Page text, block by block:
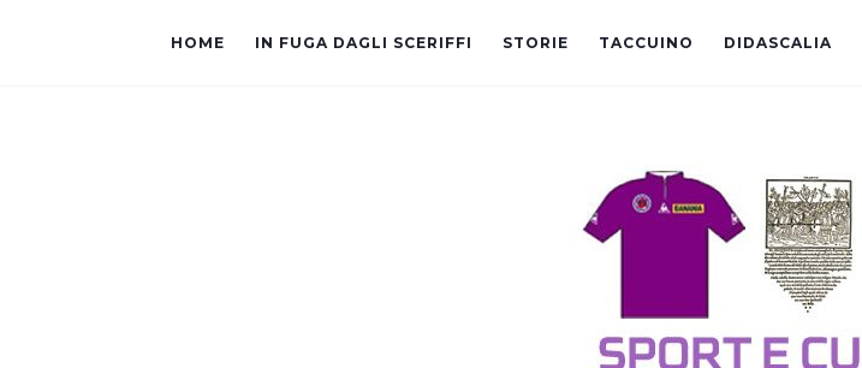
HOME IN FUGA DAGLI SCERIFFI STORIE TACCUINO DIDASCALIA